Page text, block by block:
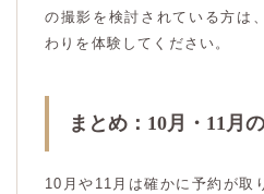
の撮影を検討されている方は
わりを体験してください。
まとめ：10月・11月
10月や11月は確かに予約が取